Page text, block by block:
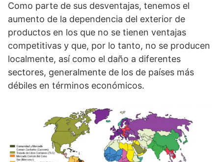
Como parte de sus desventajas, tenemos el
aumento de la dependencia del exterior de
productos en los que no se tienen ventajas
competitivas y que, por lo tanto, no se producen
localmente, así como el daño a diferentes
sectores, generalmente de los de países más
débiles en términos económicos.